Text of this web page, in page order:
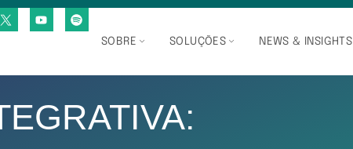
SOBRE SOLUÇÕES NEWS & INSIGHTS